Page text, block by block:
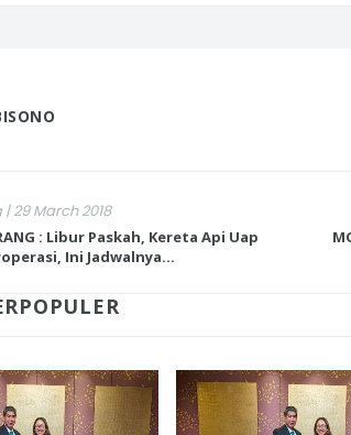
29 March 2018
: Libur Paskah, Kereta Api Uap
Ini Jadwalnya...
KERUKUNAN SAMBUT NATAL